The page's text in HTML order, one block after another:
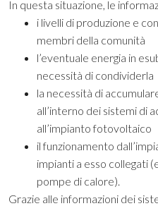
In questa situazione, le
i livelli di produzione e
membri della comunità
l’eventuale energia in
necessità di condividerla
la necessità di
all’interno dei sistemi di
all’impianto fotovoltaico
il funzionamento
impianti a esso collegati
pompe di calore).
Grazie alle informazioni dei